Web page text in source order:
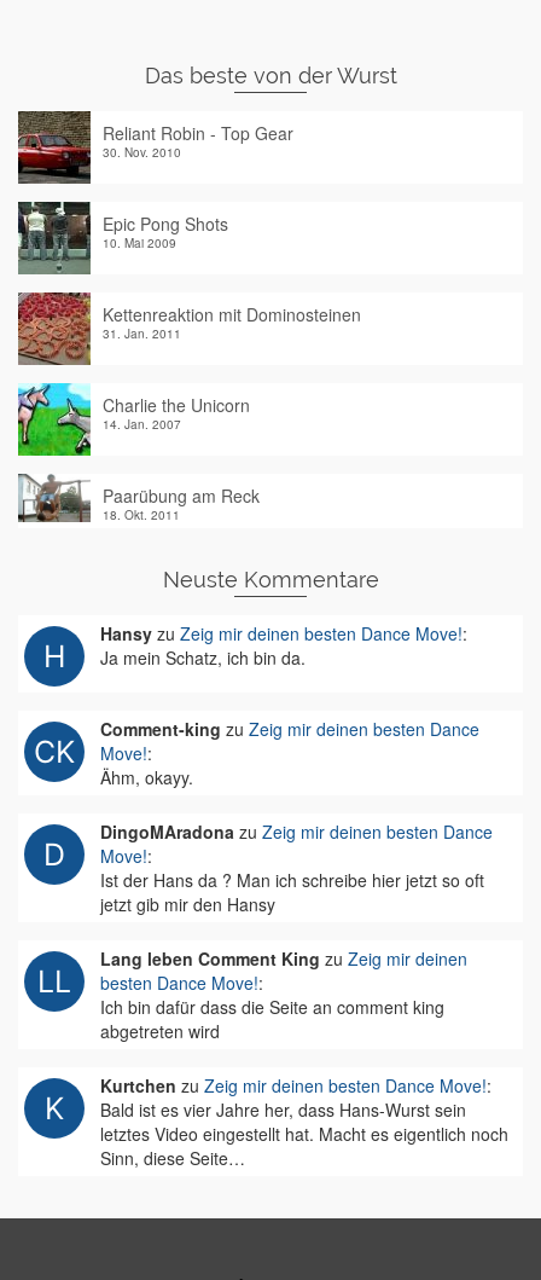
Das beste von der Wurst
Reliant Robin - Top Gear
30. Nov. 2010
Epic Pong Shots
10. Mai 2009
Kettenreaktion mit Dominosteinen
31. Jan. 2011
Charlie the Unicorn
14. Jan. 2007
Paarübung am Reck
18. Okt. 2011
Neuste Kommentare
Hansy zu Zeig mir deinen besten Dance Move!:
Ja mein Schatz, ich bin da.
Comment-king zu Zeig mir deinen besten Dance
Move!:
Ähm, okayy.
DingoMAradona zu Zeig mir deinen besten Dance
Move!:
Ist der Hans da ? Man ich schreibe hier jetzt so oft
jetzt gib mir den Hansy
Lang leben Comment King zu Zeig mir deinen
besten Dance Move!:
Ich bin dafür dass die Seite an comment king
abgetreten wird
Kurtchen zu Zeig mir deinen besten Dance Move!:
Bald ist es vier Jahre her, dass Hans-Wurst sein
letztes Video eingestellt hat. Macht es eigentlich noch
Sinn, diese Seite…